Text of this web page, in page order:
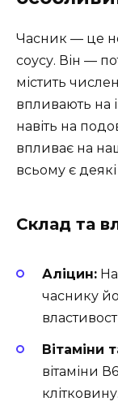
Часник — це
соусу. Він —
містить
впливають на
навіть на
впливає на
всьому є деякі
Склад та
Аліцин:
часнику
Вітаміни
вітаміни
клітковину.